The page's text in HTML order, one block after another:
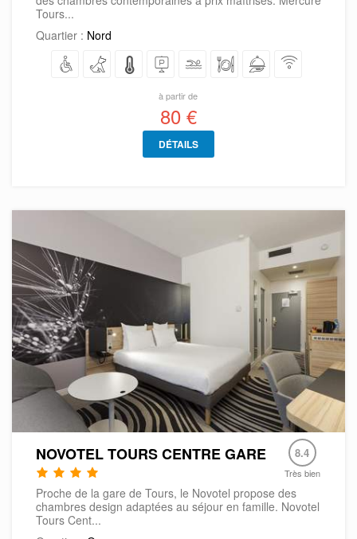
Tours...
Quartier : Nord
à partir de
80 €
DÉTAILS
NOVOTEL TOURS CENTRE GARE 8.4
Très bien
Proche de la gare de Tours, le Novotel propose des
chambres design adaptées au séjour en famille. Novotel
Tours Cent...